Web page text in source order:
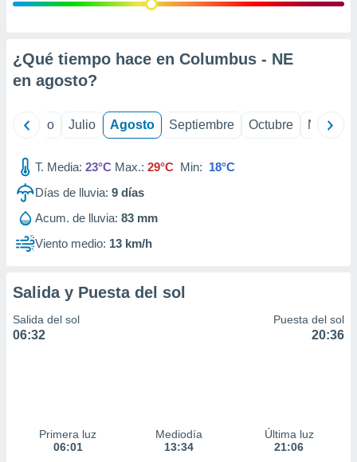
e
mediante
publicidad
de
1199
¿Qué tiempo hace en Columbus - NE
en agosto?
Junio Julio Agosto Septiembre Octubre
T. Media: 23°C Max.: 29°C Min: 18°C
Días de lluvia: 9 días
Acum. de lluvia: 83 mm
Viento medio: 13 km/h
Salida y Puesta del sol
Salida del sol
06:32
Puesta del sol
20:36
Primera luz
06:01
Mediodía
13:34
Última luz
21:06